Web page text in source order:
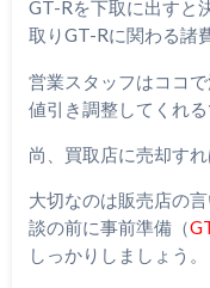
GT-Rを下取に出すと
取りGT-Rに関わる諸
営業スタッフはココ
値引き調整してくれる
尚、買取店に売却す
大切なのは販売店の
談の前に事前準備（
しっかりしましょう。